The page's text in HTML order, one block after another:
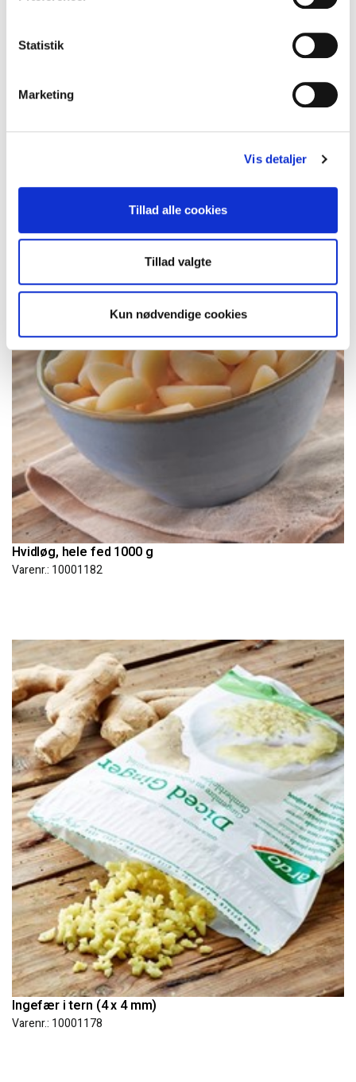
Statistik
Marketing
Vis detaljer
Tillad alle cookies
Tillad valgte
Kun nødvendige cookies
Hvidløg i tern 250 g
Hvidløg, hele fed 1000 g
Varenr.: 10001182
Ingefær i tern (4 x 4 mm)
Varenr.: 10001178